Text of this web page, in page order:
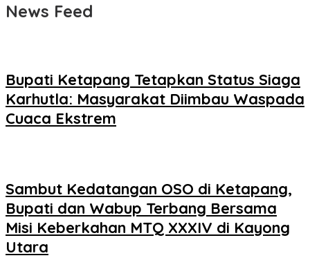
News Feed
Bupati Ketapang Tetapkan Status Siaga
Karhutla: Masyarakat Diimbau Waspada
Cuaca Ekstrem
Sambut Kedatangan OSO di Ketapang,
Bupati dan Wabup Terbang Bersama
Misi Keberkahan MTQ XXXIV di Kayong
Utara